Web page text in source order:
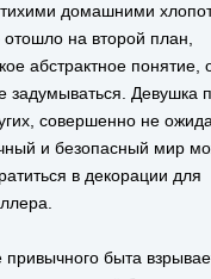
тихими домашними
на второй план,
абстрактное понятие,
задумываться. Девушка
совершенно не
и безопасный мир
в декорации для
быта